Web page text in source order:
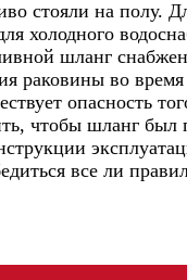
стояли на полу.
холодного
шланг
раковины во
опасность
чтобы шланг был
все ли